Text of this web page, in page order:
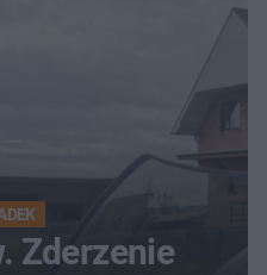
Zderzenie